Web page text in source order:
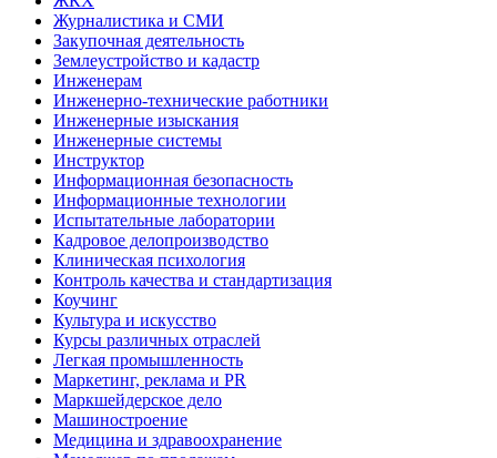
Журналистика и СМИ
Закупочная деятельность
Землеустройство и кадастр
Инженерам
Инженерно-технические работники
Инженерные изыскания
Инженерные системы
Инструктор
Информационная безопасность
Информационные технологии
Испытательные лаборатории
Кадровое делопроизводство
Клиническая психология
Контроль качества и стандартизация
Коучинг
Культура и искусство
Курсы различных отраслей
Легкая промышленность
Маркетинг, реклама и PR
Маркшейдерское дело
Машиностроение
Медицина и здравоохранение